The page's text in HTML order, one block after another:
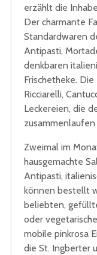
erzählt die
Der charmante
Standardwaren
Antipasti,
denkbaren
Frischetheke.
Ricciarelli,
Leckereien, die
zusammenlaufen
Zweimal im
hausgemachte
Antipasti,
können bestellt
beliebten,
oder
mobile pinkrosa
die St. Ingberter